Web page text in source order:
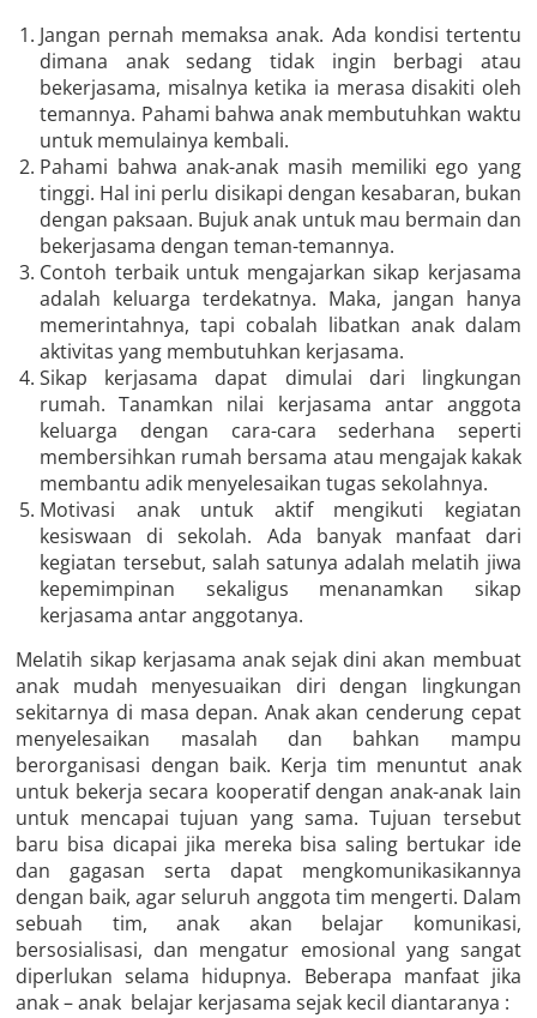
Jangan pernah memaksa anak. Ada kondisi tertentu
dimana anak sedang tidak ingin berbagi atau
bekerjasama, misalnya ketika ia merasa disakiti oleh
temannya. Pahami bahwa anak membutuhkan waktu
untuk memulainya kembali.
Pahami bahwa anak-anak masih memiliki ego yang
tinggi. Hal ini perlu disikapi dengan kesabaran, bukan
dengan paksaan. Bujuk anak untuk mau bermain dan
bekerjasama dengan teman-temannya.
Contoh terbaik untuk mengajarkan sikap kerjasama
adalah keluarga terdekatnya. Maka, jangan hanya
memerintahnya, tapi cobalah libatkan anak dalam
aktivitas yang membutuhkan kerjasama.
Sikap kerjasama dapat dimulai dari lingkungan
rumah. Tanamkan nilai kerjasama antar anggota
keluarga dengan cara-cara sederhana seperti
membersihkan rumah bersama atau mengajak kakak
membantu adik menyelesaikan tugas sekolahnya.
Motivasi anak untuk aktif mengikuti kegiatan
kesiswaan di sekolah. Ada banyak manfaat dari
kegiatan tersebut, salah satunya adalah melatih jiwa
kepemimpinan sekaligus menanamkan sikap
kerjasama antar anggotanya.
Melatih sikap kerjasama anak sejak dini akan membuat
anak mudah menyesuaikan diri dengan lingkungan
sekitarnya di masa depan. Anak akan cenderung cepat
menyelesaikan masalah dan bahkan mampu
berorganisasi dengan baik. Kerja tim menuntut anak
untuk bekerja secara kooperatif dengan anak-anak lain
untuk mencapai tujuan yang sama. Tujuan tersebut
baru bisa dicapai jika mereka bisa saling bertukar ide
dan gagasan serta dapat mengkomunikasikannya
dengan baik, agar seluruh anggota tim mengerti. Dalam
sebuah tim, anak akan belajar komunikasi,
bersosialisasi, dan mengatur emosional yang sangat
diperlukan selama hidupnya. Beberapa manfaat jika
anak – anak belajar kerjasama sejak kecil diantaranya :